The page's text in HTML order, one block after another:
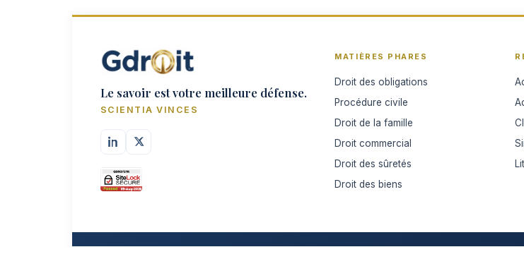
Le savoir est votre meilleure défense.
SCIENTIA VINCES
MATIÈRES PHARES
Droit des obligations
Procédure civile
Droit de la famille
Droit commercial
Droit des sûretés
Droit des biens